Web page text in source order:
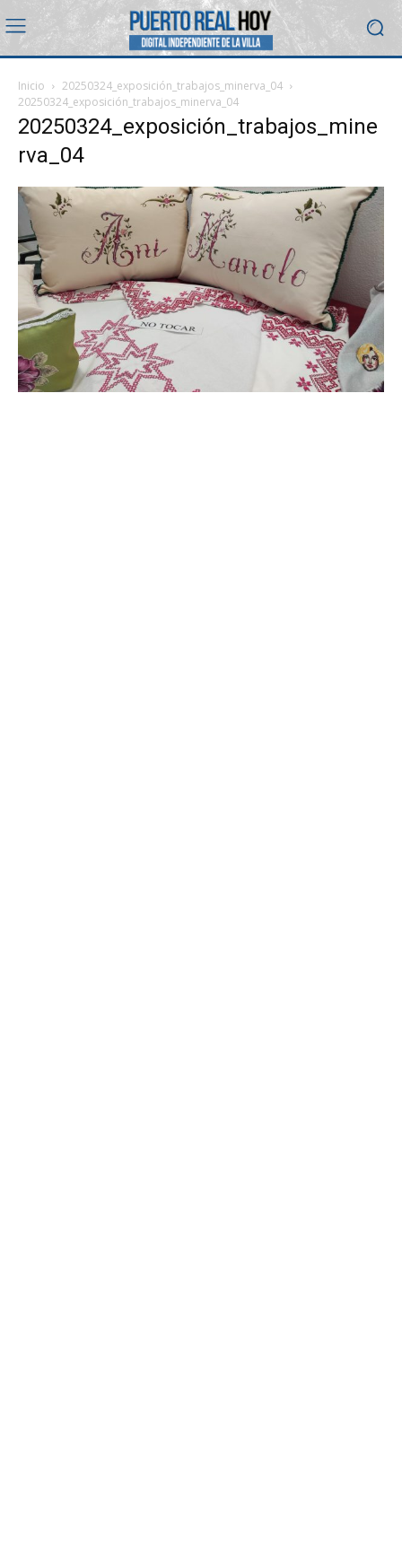
Inicio
20250324_exposición_trabajos_minerva_04
20250324_exposición_trabajos_minerva_04
20250324_exposición_trabajos_mine
rva_04